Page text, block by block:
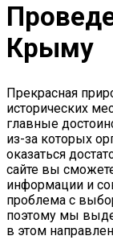
Крыму
Прекрасная
исторических
главные
из-за которых
оказаться
сайте вы
информации и
проблема с
поэтому мы
в этом